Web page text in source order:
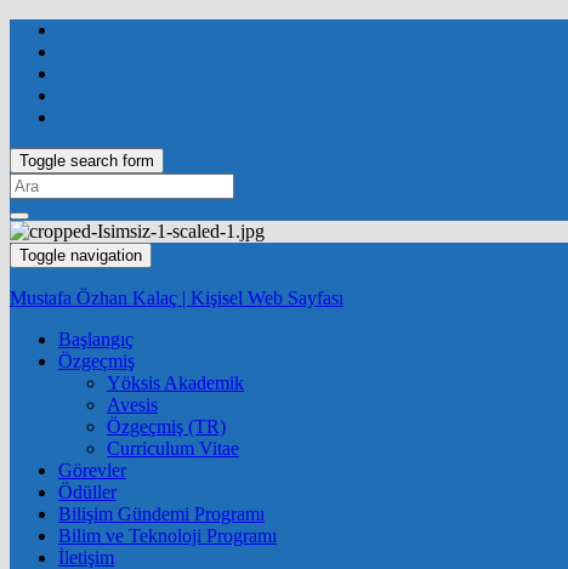
Toggle search form
Search
for:
Toggle navigation
Mustafa Özhan Kalaç | Kişisel Web Sayfası
Başlangıç
Özgeçmiş
Yöksis Akademik
Avesis
Özgeçmiş (TR)
Curriculum Vitae
Görevler
Ödüller
Bilişim Gündemi Programı
Bilim ve Teknoloji Programı
İletişim